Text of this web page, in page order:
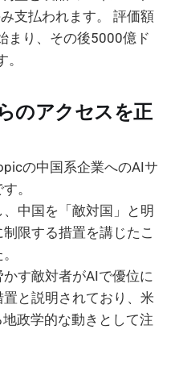
支払われます。 評価額
まり、その後5000億ド
のアクセスを正
の中国系企業へのAIサ
。
中国を「敵対国」と明
限する措置を講じたこ
す敵対者がAIで優位に
と説明されており、米
政学的な動きとして注